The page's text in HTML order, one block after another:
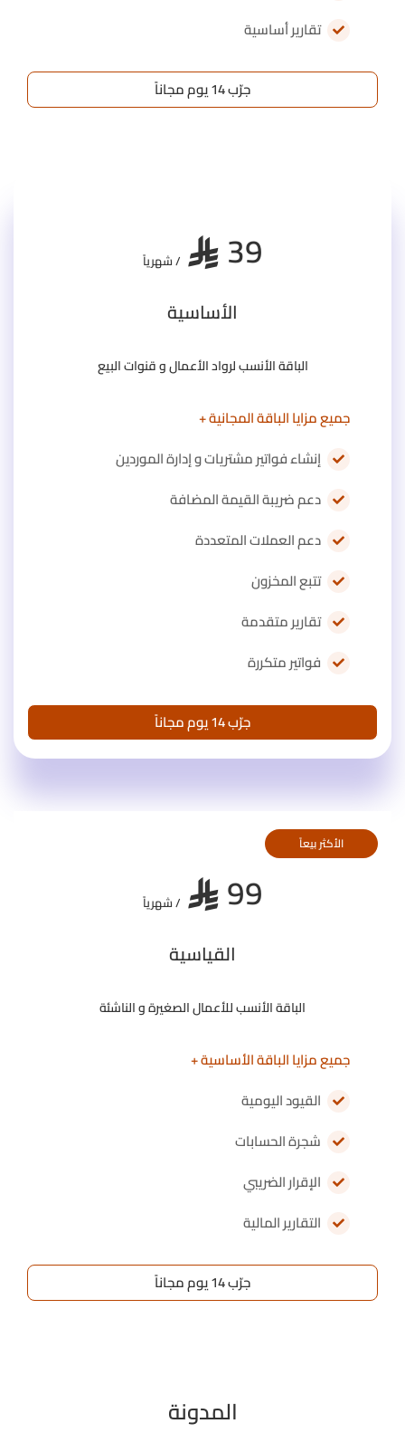
تقارير أساسية
جرّب 14 يوم مجاناً
39﷼ / شهرياً
الأساسية
الباقة الأنسب لرواد الأعمال و قنوات البيع
جميع مزايا الباقة المجانية +
إنشاء فواتير مشتريات و إدارة الموردين
دعم ضريبة القيمة المضافة
دعم العملات المتعددة
تتبع المخزون
تقارير متقدمة
فواتير متكررة
جرّب 14 يوم مجاناً
الأكثر بيعاً
99﷼ / شهرياً
القياسية
الباقة الأنسب للأعمال الصغيرة و الناشئة
جميع مزايا الباقة الأساسية +
القيود اليومية
شجرة الحسابات
الإقرار الضريبي
التقارير المالية
جرّب 14 يوم مجاناً
المدونة